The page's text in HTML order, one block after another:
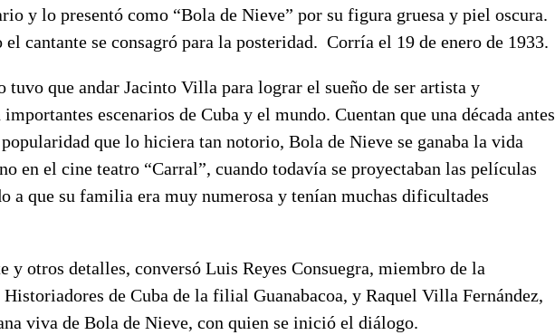
y lo presentó como “Bola de Nieve” por su figura gruesa y piel oscura.
el cantante se consagró para la posteridad. Corría el 19 de enero de 1933.
tuvo que andar Jacinto Villa para lograr el sueño de ser artista y
importantes escenarios de Cuba y el mundo. Cuentan que una década antes
que lo hiciera tan notorio, Bola de Nieve se ganaba la vida
en el cine teatro “Carral”, cuando todavía se proyectaban las películas
a que su familia era muy numerosa y tenían muchas dificultades
y otros detalles, conversó Luis Reyes Consuegra, miembro de la
de Cuba de la filial Guanabacoa, y Raquel Villa Fernández,
viva de Bola de Nieve, con quien se inició el diálogo.